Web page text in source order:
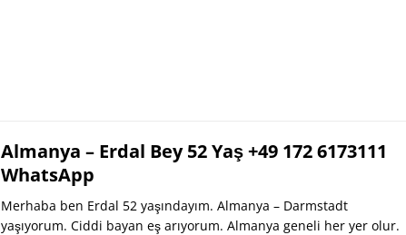
Almanya – Erdal Bey 52 Yaş +49 172 6173111
WhatsApp
Merhaba ben Erdal 52 yaşındayım. Almanya – Darmstadt
yaşıyorum. Ciddi bayan eş arıyorum. Almanya geneli her yer olur.